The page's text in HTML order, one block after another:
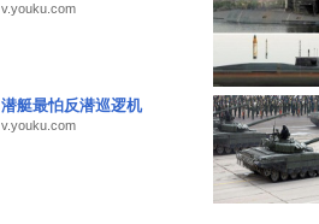
v.youku.com
潜艇最怕反潜巡逻机
v.youku.com